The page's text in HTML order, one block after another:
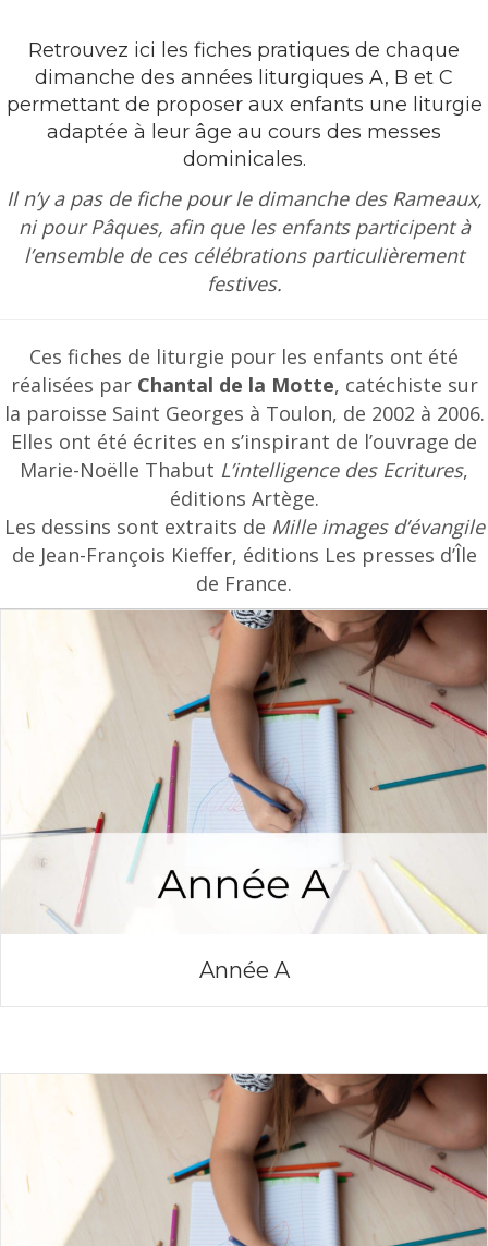
Retrouvez ici les fiches pratiques de chaque
dimanche des années liturgiques A, B et C
permettant de proposer aux enfants une liturgie
adaptée à leur âge au cours des messes
dominicales.
Il n’y a pas de fiche pour le dimanche des Rameaux,
ni pour Pâques, afin que les enfants participent à
l’ensemble de ces célébrations particulièrement
festives.
Ces fiches de liturgie pour les enfants ont été
réalisées par Chantal de la Motte, catéchiste sur
la paroisse Saint Georges à Toulon, de 2002 à 2006.
Elles ont été écrites en s’inspirant de l’ouvrage de
Marie-Noëlle Thabut L’intelligence des Ecritures,
éditions Artège.
Les dessins sont extraits de Mille images d’évangile
de Jean-François Kieffer, éditions Les presses d’Île
de France.
Année A